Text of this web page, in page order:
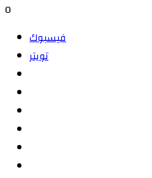
0
فيسبوك
تويتر